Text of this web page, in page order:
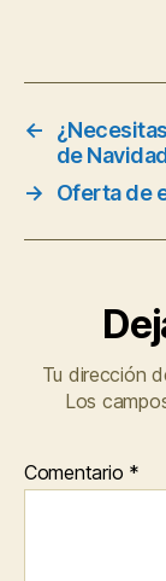
←
de
→
Oferta de
Tu dirección
Los
Comentario *